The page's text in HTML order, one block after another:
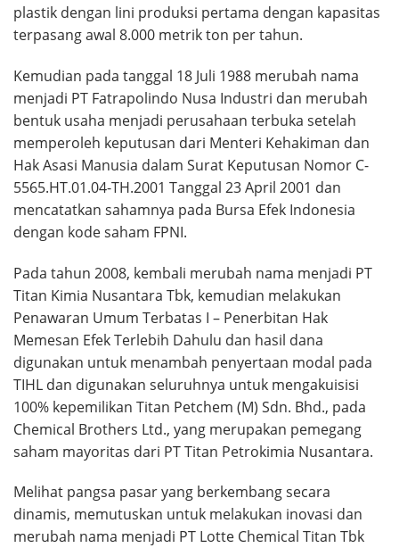
plastik dengan lini produksi pertama dengan kapasitas
terpasang awal 8.000 metrik ton per tahun.
Kemudian pada tanggal 18 Juli 1988 merubah nama
menjadi PT Fatrapolindo Nusa Industri dan merubah
bentuk usaha menjadi perusahaan terbuka setelah
memperoleh keputusan dari Menteri Kehakiman dan
Hak Asasi Manusia dalam Surat Keputusan Nomor C-
5565.HT.01.04-TH.2001 Tanggal 23 April 2001 dan
mencatatkan sahamnya pada Bursa Efek Indonesia
dengan kode saham FPNI.
Pada tahun 2008, kembali merubah nama menjadi PT
Titan Kimia Nusantara Tbk, kemudian melakukan
Penawaran Umum Terbatas I – Penerbitan Hak
Memesan Efek Terlebih Dahulu dan hasil dana
digunakan untuk menambah penyertaan modal pada
TIHL dan digunakan seluruhnya untuk mengakuisisi
100% kepemilikan Titan Petchem (M) Sdn. Bhd., pada
Chemical Brothers Ltd., yang merupakan pemegang
saham mayoritas dari PT Titan Petrokimia Nusantara.
Melihat pangsa pasar yang berkembang secara
dinamis, memutuskan untuk melakukan inovasi dan
merubah nama menjadi PT Lotte Chemical Titan Tbk